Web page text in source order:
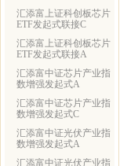
汇添富上证科创板芯片
ETF发起式联接C
汇添富上证科创板芯片
ETF发起式联接A
汇添富中证芯片产业指
数增强发起式A
汇添富中证芯片产业指
数增强发起式C
汇添富中证光伏产业指
数增强发起式A
汇添富中证光伏产业指